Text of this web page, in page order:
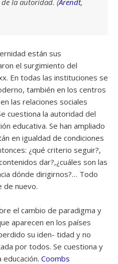
la autoridad. (Arendt,
están sus
el surgimiento del
En todas las instituciones se
también en los centros
las relaciones sociales
cuestiona la autoridad del
educativa. Se han ampliado
en igualdad de condiciones
¿qué criterio seguir?,
dar?,¿cuáles son las
dónde dirigirnos?… Todo
de nuevo.
el cambio de paradigma y
aparecen en los países
su iden- tidad y no
por todos. Se cuestiona y
Coombs